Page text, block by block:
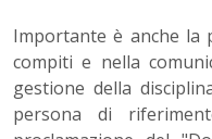
Importante è anche la
compiti e nella
gestione della
persona di